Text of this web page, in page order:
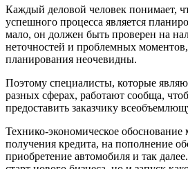
Каждый деловой человек понимает,
успешного процесса является
мало, он должен быть проверен на
неточностей и проблемных
планирования неочевидны.
Поэтому специалисты, которые
разных сферах, работают сообща,
предоставить заказчику
Технико-экономическое обоснование
получения кредита, на пополнение
приобретение автомобиля и так